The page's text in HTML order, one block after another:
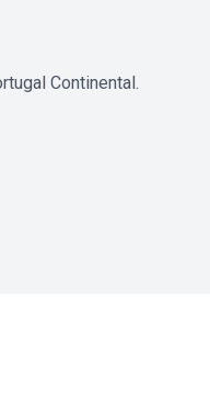
Continental.